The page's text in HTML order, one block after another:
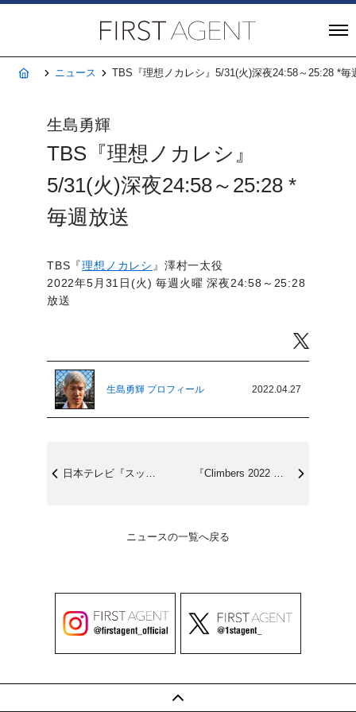
ホームニュース TBS『理想ノカレシ』5/31(火)深夜24:58～25:28 *毎
生島勇輝
TBS『理想ノカレシ』
5/31(火)深夜24:58～25:28 *
毎週放送
TBS『理想ノカレシ 』澤村一太役
2022年5月31日(火) 毎週火曜 深夜24:58～25:28
放送
生島勇輝 プロフィール 2022.04.27
日本テレビ『スッキリ』コメンテーター ... 『Climbers 2022 春』5/1...
ニュースの一覧へ戻る